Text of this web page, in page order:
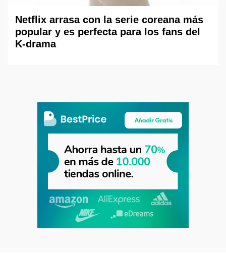
Netflix arrasa con la serie coreana más
popular y es perfecta para los fans del
K-drama